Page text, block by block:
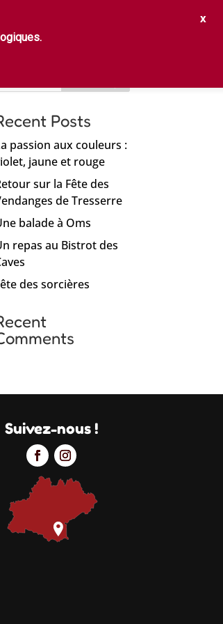
Search
Posts
passion aux couleurs :
jaune et rouge
sur la Fête des
de Tresserre
balade à Oms
repas au Bistrot des
des sorcières
Suivez-nous !